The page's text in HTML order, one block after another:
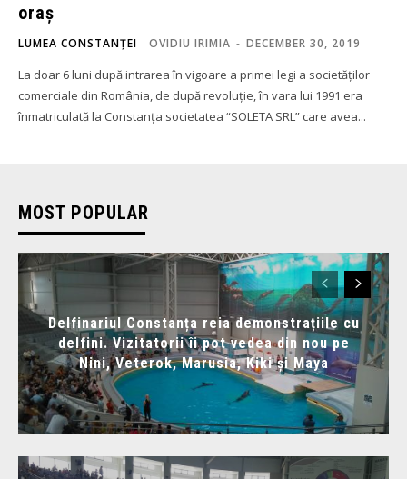
oraș
LUMEA CONSTANȚEI OVIDIU IRIMIA - DECEMBER 30, 2019
La doar 6 luni după intrarea în vigoare a primei legi a societăților
comerciale din România, de după revoluție, în vara lui 1991 era
înmatriculată la Constanța societatea “SOLETA SRL” care avea...
MOST POPULAR
Delfinariul Constanța reia demonstrațiile cu
delfini. Vizitatorii îi pot vedea din nou pe
Nini, Veterok, Marusia, Kiki și Maya